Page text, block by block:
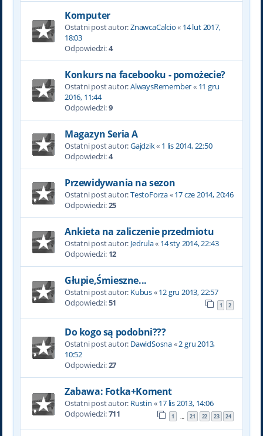
Komputer
Ostatni post autor:ZnawcaCalcio« 14 lut 2017,
18:03
Odpowiedzi:4
Konkurs na facebooku - pomożecie?
Ostatni post autor:AlwaysRemember« 11 gru
2016, 11:44
Odpowiedzi:9
Magazyn Seria A
Ostatni post autor:Gajdzik« 1 lis 2014, 22:50
Odpowiedzi:4
Przewidywania na sezon
Ostatni post autor:TestoForza«17 cze 2014, 20:46
Odpowiedzi:25
Ankieta na zaliczenie przedmiotu
Ostatni post autor: Jedrula« 14 sty 2014, 22:43
Odpowiedzi: 12
Głupie,Śmieszne...
Ostatni post autor: Kubus«12 gru 2013, 22:57
Odpowiedzi:51 1 2
Do kogo są podobni???
Ostatni post autor: DawidSosna«2 gru 2013,
10:52
Odpowiedzi:27
Zabawa: Fotka+Koment
Ostatni post autor: Rustin «17 lis 2013, 14:06
Odpowiedzi:711 1 … 21 22 23 24